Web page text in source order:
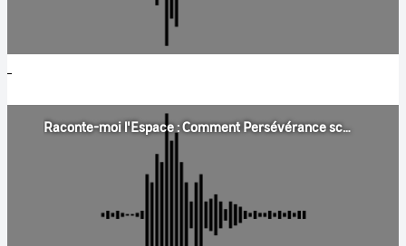
Raconte-moi l'Espace : Comment Persévérance scanne les traces de vie sur Mars ?